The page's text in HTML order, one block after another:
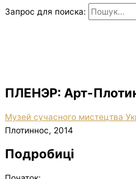
Запрос для поиска:
ПЛЕНЭР: Арт-
Музей сучасного мистецтва
Плотиннос, 2014
Подробиці